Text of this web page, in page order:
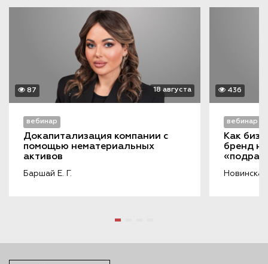
87 18 августа
вебинар
Докапитализация компании с
помощью нематериальных
активов
Баршай Е. Г.
436
вебинар
Как
бренд